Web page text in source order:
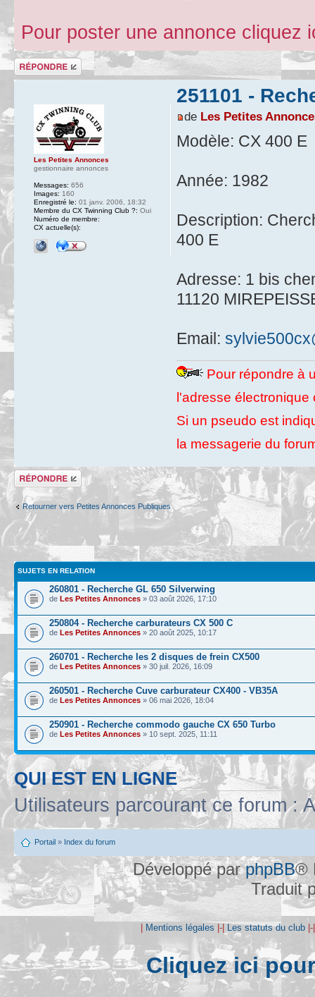
Pour poster une annonce cliquez
Répondre
251101 -
de Les Petites
Modèle: CX 400 E
Année: 1982
Description:
400 E
Adresse: 1 bis
11120
Email:
Pour répondre à
l'adresse
Si un pseudo est
la messagerie du
Les Petites Annonces
gestionnaire annonces
Messages: 656
Images: 160
Enregistré le: 01 janv. 2006, 18:32
Membre du CX Twinning Club ?: Oui
Numéro de membre:
CX actuelle(s):
Répondre
Retourner vers Petites Annonces Publiques
SUJETS EN RELATION
260801 - Recherche GL 650 Silverwing
de Les Petites Annonces » 03 août 2026, 17:10
250804 - Recherche carburateurs CX 500 C
de Les Petites Annonces » 20 août 2025, 10:17
260701 - Recherche les 2 disques de frein CX500
de Les Petites Annonces » 30 juil. 2026, 16:09
260501 - Recherche Cuve carburateur CX400 - VB35A
de Les Petites Annonces » 06 mai 2026, 18:04
250901 - Recherche commodo gauche CX 650 Turbo
de Les Petites Annonces » 10 sept. 2025, 11:11
QUI EST EN LIGNE
Utilisateurs parcourant ce forum :
Portail » Index du forum
Développé parphpBB®
Traduit
Mentions légales |-| Les statuts du club
Cliquez ici